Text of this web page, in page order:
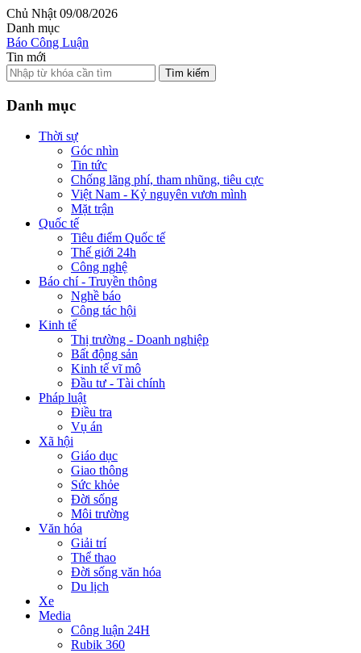
Chủ Nhật 09/08/2026
Danh mục
Báo Công Luận
Tin mới
Tìm kiếm
Danh mục
Thời sự
Góc nhìn
Tin tức
Chống lãng phí, tham nhũng, tiêu cực
Việt Nam - Kỷ nguyên vươn mình
Mặt trận
Quốc tế
Tiêu điểm Quốc tế
Thế giới 24h
Công nghệ
Báo chí - Truyền thông
Nghề báo
Công tác hội
Kinh tế
Thị trường - Doanh nghiệp
Bất động sản
Kinh tế vĩ mô
Đầu tư - Tài chính
Pháp luật
Điều tra
Vụ án
Xã hội
Giáo dục
Giao thông
Sức khỏe
Đời sống
Môi trường
Văn hóa
Giải trí
Thể thao
Đời sống văn hóa
Du lịch
Xe
Media
Công luận 24H
Rubik 360